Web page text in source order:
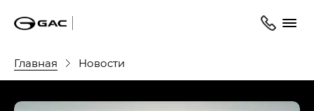
Главная Новости